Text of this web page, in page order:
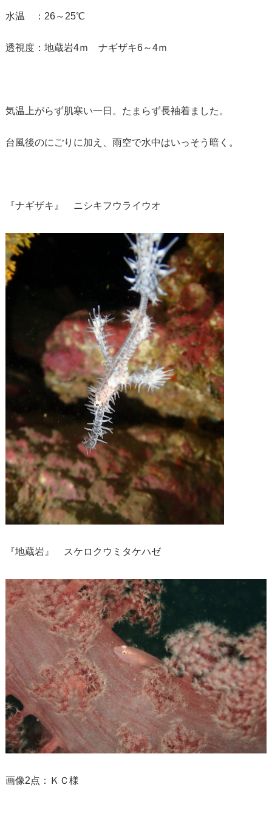
水温 ：26～25℃
透視度：地蔵岩4ｍ ナギザキ6～4ｍ
気温上がらず肌寒い一日。たまらず長袖着ました。
台風後のにごりに加え、雨空で水中はいっそう暗く。
『ナギザキ』 ニシキフウライウオ
『地蔵岩』 スケロクウミタケハゼ
画像2点：ＫＣ様